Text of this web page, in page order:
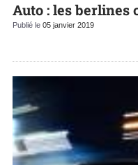
Auto : les berlines
Publié le 05 janvier 2019